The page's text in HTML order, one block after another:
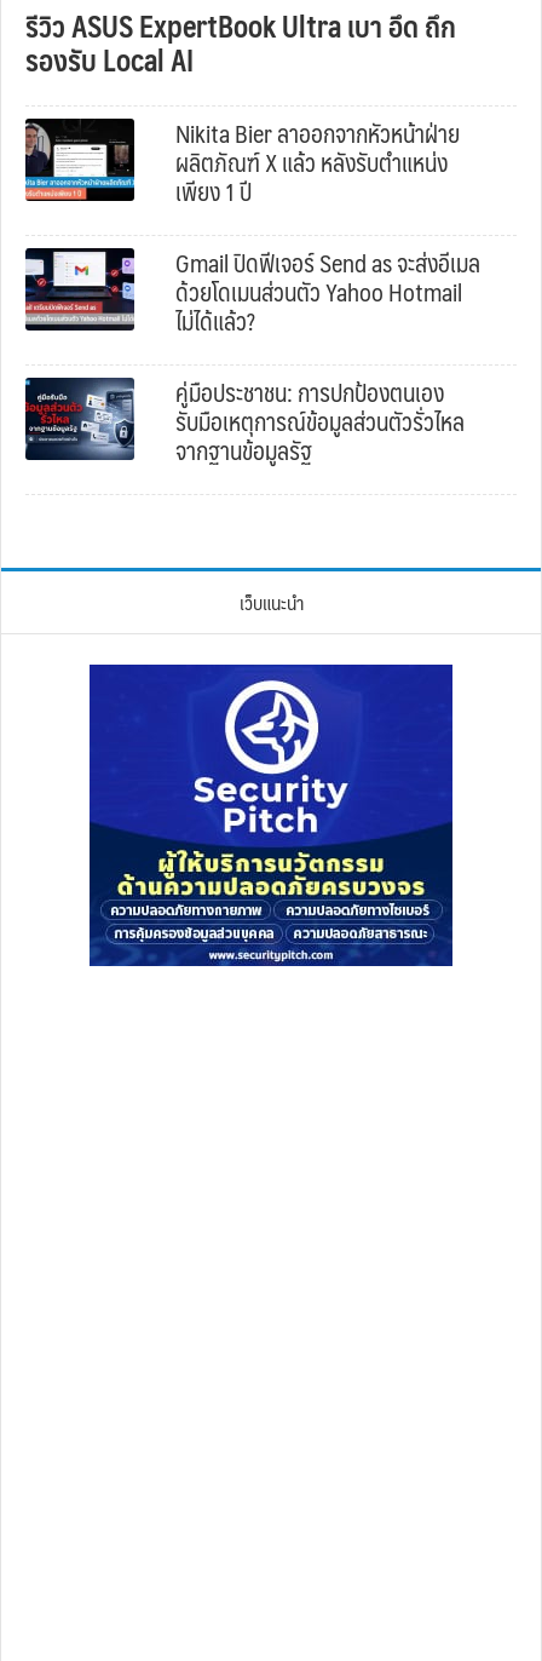
รีวิว ASUS ExpertBook Ultra เบา อึด ถึก
รองรับ Local AI
Nikita Bier ลาออกจากหัวหน้าฝ่าย
ผลิตภัณฑ์ X แล้ว หลังรับตำแหน่ง
เพียง 1 ปี
Gmail ปิดฟีเจอร์ Send as จะส่งอีเมล
ด้วยโดเมนส่วนตัว Yahoo Hotmail
ไม่ได้แล้ว?
คู่มือประชาชน: การปกป้องตนเอง
รับมือเหตุการณ์ข้อมูลส่วนตัวรั่วไหล
จากฐานข้อมูลรัฐ
เว็บแนะนำ